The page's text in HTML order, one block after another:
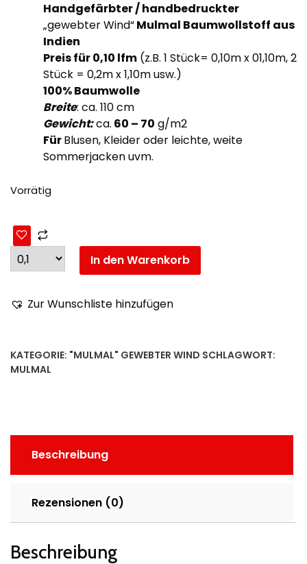
Handgefärbter / handbedruckter
„gewebter Wind“Mulmal Baumwollstoff aus
Indien
Preis für 0,10 lfm (z.B. 1 Stück= 0,10m x 01,10m, 2
Stück = 0,2m x 1,10m usw.)
100% Baumwolle
Breite: ca. 110 cm
Gewicht:ca. 60 – 70 g/m2
FürBlusen, Kleider oder leichte, weite
Sommerjacken uvm.
Vorrätig
In den Warenkorb
Zur Wunschliste hinzufügen
KATEGORIE: "MULMAL" GEWEBTER WIND SCHLAGWORT:
MULMAL
Beschreibung
Rezensionen (0)
Beschreibung